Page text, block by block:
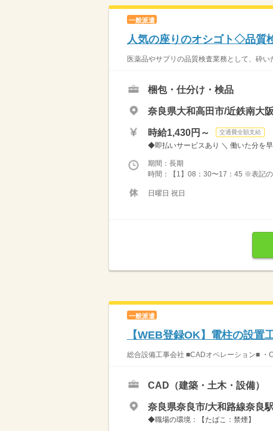
一般派遣
人気の座りのオシゴト◇品質
医薬品やサプリの品質検査業務として、砕
梱包・仕分け・検品
奈良県大和高田市/近鉄南大
時給1,430円～ 交通費全額支給
◆即払いサービスあり ＼ 働いた分を
期間：長期
時間：【1】08：30〜17：45 ※表記の
日曜日 祝日
一般派遣
【WEB登録OK】電柱の設置
総合設備工事会社 ■CADオペレーション■ ・
CAD（建築・土木・設備）
奈良県奈良市/大和路線奈良
◆職場の環境：【たばこ：禁煙】